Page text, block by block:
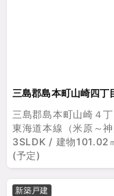
三島郡島本町山崎四丁
三島郡島本町山崎４丁
東海道本線（米原～
3SLDK / 建物
(予定)
新築戸建